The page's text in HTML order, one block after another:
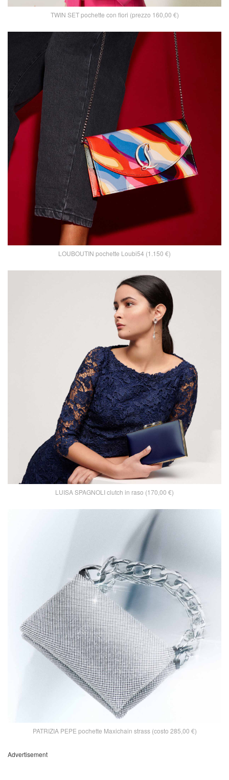
TWIN SET pochette con fiori (prezzo 160,00 €)
LOUBOUTIN pochette Loubi54 (1.150 €)
LUISA SPAGNOLI clutch in raso (170,00 €)
PATRIZIA PEPE pochette Maxichain strass (costo 285,00 €)
Advertisement